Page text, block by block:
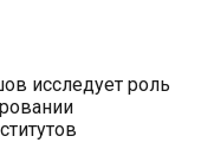
исследует роль